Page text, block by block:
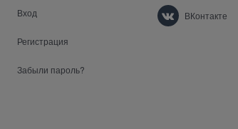
Вход
Регистрация
Забыли пароль?
ВКонтакте